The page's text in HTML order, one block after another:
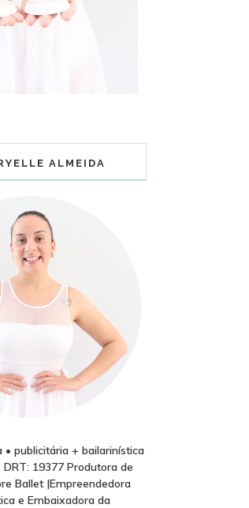
ALMEIDA
• publicitária + bailarinística
DRT: 19377 Produtora de
Ballet |Empreendedora
e Embaixadora da